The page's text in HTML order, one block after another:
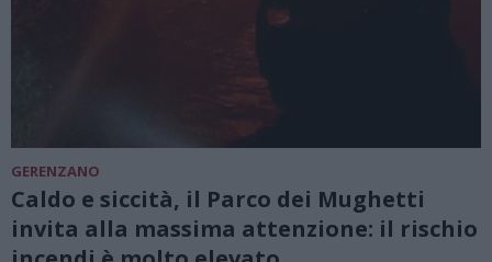
GERENZANO
Caldo e siccità, il Parco dei Mughetti
invita alla massima attenzione: il rischio